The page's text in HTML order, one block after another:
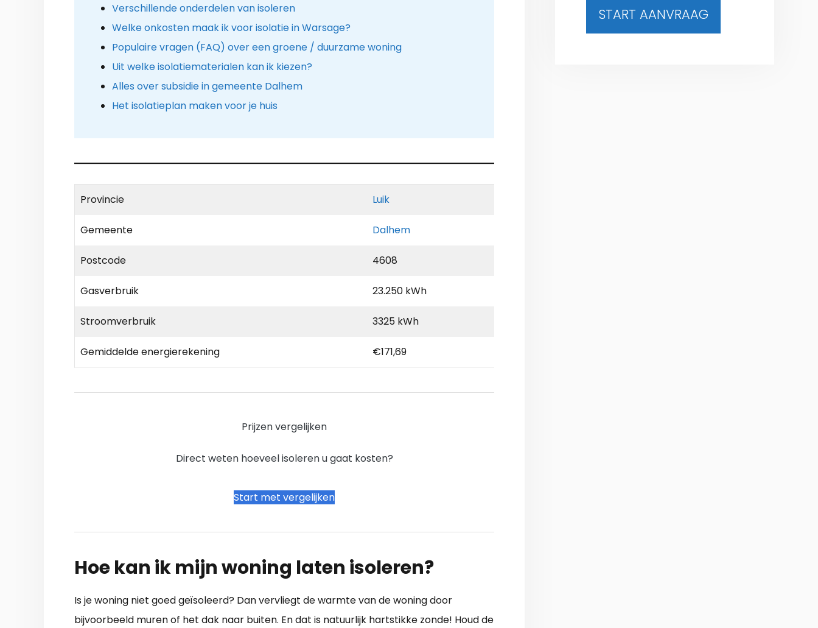
Verschillende onderdelen van isoleren
Welke onkosten maak ik voor isolatie in Warsage?
Populaire vragen (FAQ) over een groene / duurzame woning
Uit welke isolatiematerialen kan ik kiezen?
Alles over subsidie in gemeente Dalhem
Het isolatieplan maken voor je huis
Provincie Luik
Gemeente Dalhem
Postcode 4608
Gasverbruik 23.250 kWh
Stroomverbruik 3325 kWh
Gemiddelde energierekening €171,69
Prijzen vergelijken
Direct weten hoeveel isoleren u gaat kosten?
Start met vergelijken
Hoe kan ik mijn woning laten isoleren?
Is je woning niet goed geïsoleerd? Dan vervliegt de warmte van de woning door
bijvoorbeeld muren of het dak naar buiten. En dat is natuurlijk hartstikke zonde! Houd de
START AANVRAAG